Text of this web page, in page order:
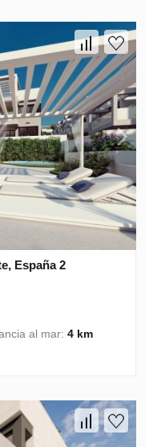
España 2
al mar:4 km